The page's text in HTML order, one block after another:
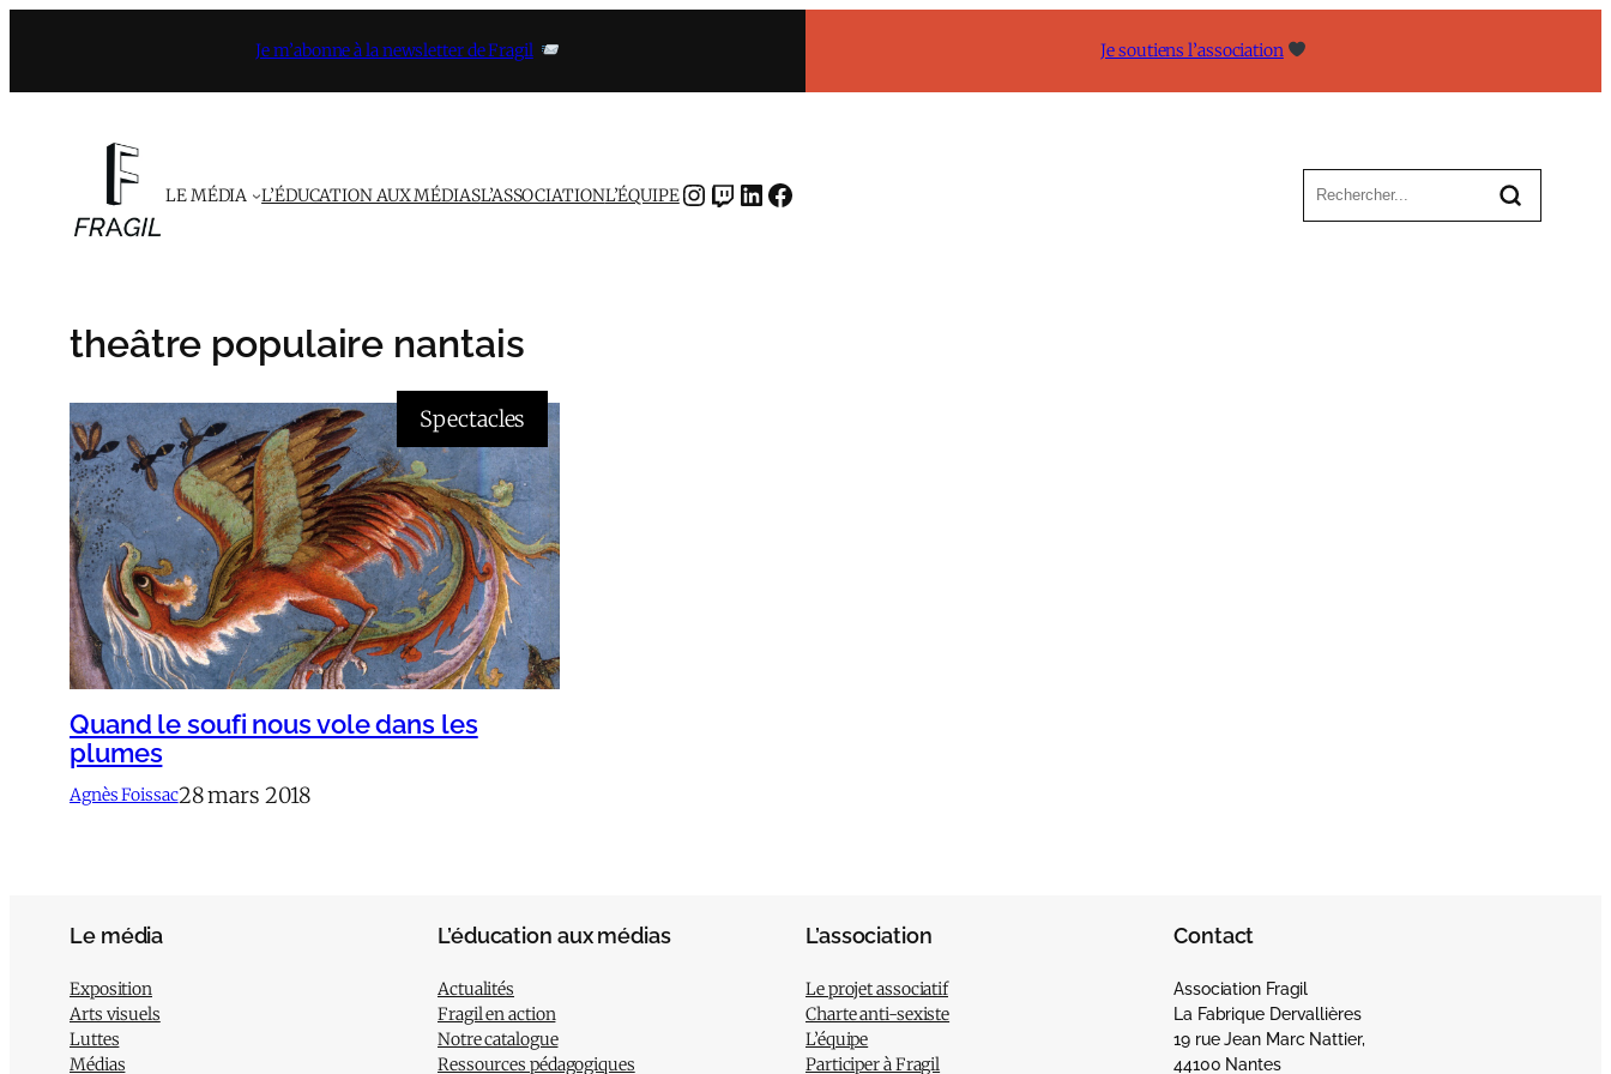
contenu
Je m’abonne à la newsletter de Fragil Je soutiens l’association
LE MÉDIA L’ÉDUCATION AUX MÉDIASL’ASSOCIATIONL’ÉQUIPEINSTAGRAMTWITCH LINKEDIN FACEBOOK
theâtre populaire nantais
Spectacles
Quand le soufi nous vole dans les
plumes
Agnès Foissac28 mars 2018
Le média
Exposition
Arts visuels
Luttes
Médias
L’éducation aux médias
Actualités
Fragil en action
Notre catalogue
Ressources pédagogiques
L’association
Le projet associatif
Charte anti-sexiste
L’équipe
Participer à Fragil
Contact
Association Fragil
La Fabrique Dervallières
19 rue Jean Marc Nattier,
44100 Nantes